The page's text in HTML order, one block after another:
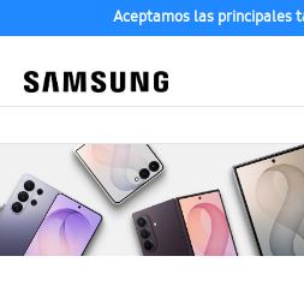
Aceptamos las principales